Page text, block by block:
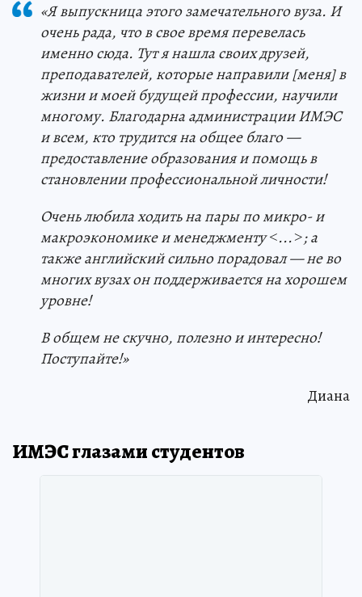
«Я выпускница этого замечательного вуза. И
очень рада, что в свое время перевелась
именно сюда. Тут я нашла своих друзей,
преподавателей, которые направили [меня] в
жизни и моей будущей профессии, научили
многому. Благодарна администрации ИМЭС
и всем, кто трудится на общее благо —
предоставление образования и помощь в
становлении профессиональной личности!
Очень любила ходить на пары по микро- и
макроэкономике и менеджменту˂...˃; а
также английский сильно порадовал — не во
многих вузах он поддерживается на хорошем
уровне!
В общем не скучно, полезно и интересно!
Поступайте!»
Диана
ИМЭС глазами студентов